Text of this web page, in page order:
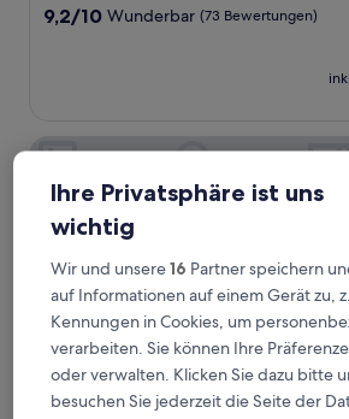
9.2
9,2/10 Wunderbar (73 Bewertungen)
Hotel garni Viktoria
Ihre Privatsphäre ist uns
wichtig
Wir und unsere16 Partner speichern
auf Informationen auf einem Gerät zu,
Kennungen in Cookies, um
verarbeiten. Sie können Ihre
oder verwalten. Klicken Sie dazu bitte
besuchen Sie jederzeit die Seite der